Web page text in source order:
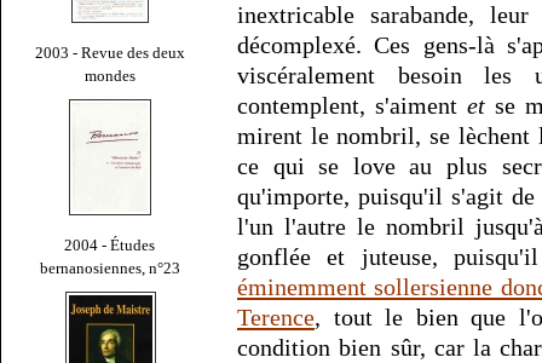
2003 - Revue des deux
mondes
2004 - Études
bernanosiennes, n°23
inextricable sarabande,
décomplexé. Ces gens-là
viscéralement besoin les
contemplent, s'aimentet se
mirent le nombril, se lèchent
ce qui se love au plus
qu'importe, puisqu'il s'agit
l'un l'autre le nombril
gonflée et juteuse,
éminemment sollersienne
Terence, tout le bien que
condition bien sûr, car la